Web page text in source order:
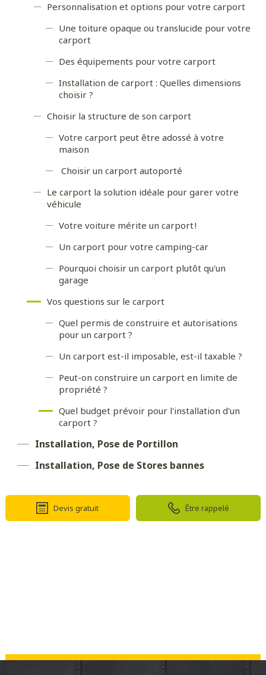
Personnalisation et options pour votre carport
Une toiture opaque ou translucide pour votre
carport
Des équipements pour votre carport
Installation de carport : Quelles dimensions
choisir ?
Choisir la structure de son carport
Votre carport peut être adossé à votre
maison
Choisir un carport autoporté
Le carport la solution idéale pour garer votre
véhicule
Votre voiture mérite un carport !
Un carport pour votre camping-car
Pourquoi choisir un carport plutôt qu'un
garage
Vos questions sur le carport
Quel permis de construire et autorisations
pour un carport ?
Un carport est-il imposable, est-il taxable ?
Peut-on construire un carport en limite de
propriété ?
Quel budget prévoir pour l'installation d'un
carport ?
Installation, Pose de Portillon
Installation, Pose de Stores bannes
Devis gratuit Être rappelé